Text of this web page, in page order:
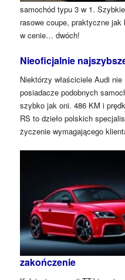
samochód typu 3 w 1.
rasowe coupe, praktyczne jak
w cenie… dwóch!
Nieoficjalnie
Niektórzy właściciele Audi
posiadacze podobnych
szybko jak oni. 486 KM i
RS to dzieło polskich
życzenie wymagającego
zakończenie